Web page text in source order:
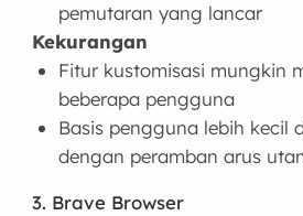
pemutaran yang lancar
Kekurangan
Fitur kustomisasi mungkin
beberapa pengguna
Basis pengguna lebih kecil
dengan peramban arus
3. Brave Browser